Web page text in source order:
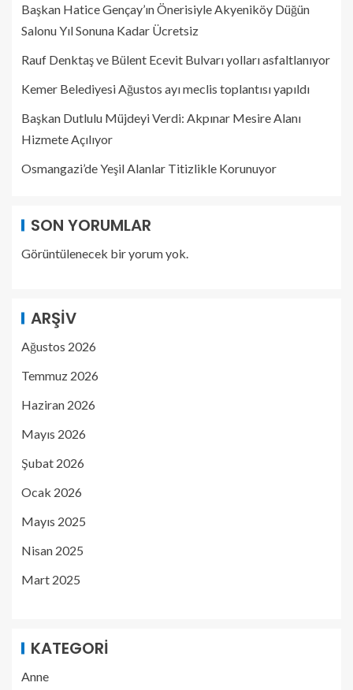
Başkan Hatice Gençay’ın Önerisiyle Akyeniköy Düğün
Salonu Yıl Sonuna Kadar Ücretsiz
Rauf Denktaş ve Bülent Ecevit Bulvarı yolları asfaltlanıyor
Kemer Belediyesi Ağustos ayı meclis toplantısı yapıldı
Başkan Dutlulu Müjdeyi Verdi: Akpınar Mesire Alanı
Hizmete Açılıyor
Osmangazi’de Yeşil Alanlar Titizlikle Korunuyor
SON YORUMLAR
Görüntülenecek bir yorum yok.
ARŞIV
Ağustos 2026
Temmuz 2026
Haziran 2026
Mayıs 2026
Şubat 2026
Ocak 2026
Mayıs 2025
Nisan 2025
Mart 2025
KATEGORI
Anne